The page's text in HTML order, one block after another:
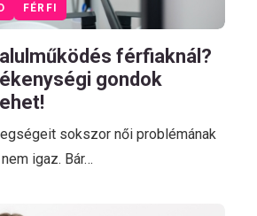
FÉRFI
férfiaknál?
gondok
sokszor női problémának
igaz. Bár…